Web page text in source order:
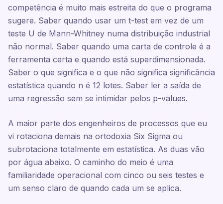
competência é muito mais estreita do que o programa
sugere. Saber quando usar um t-test em vez de um
teste U de Mann-Whitney numa distribuição industrial
não normal. Saber quando uma carta de controle é a
ferramenta certa e quando está superdimensionada.
Saber o que significa e o que não significa significância
estatística quando n é 12 lotes. Saber ler a saída de
uma regressão sem se intimidar pelos p-values.
A maior parte dos engenheiros de processos que eu
vi rotaciona demais na ortodoxia Six Sigma ou
subrotaciona totalmente em estatística. As duas vão
por água abaixo. O caminho do meio é uma
familiaridade operacional com cinco ou seis testes e
um senso claro de quando cada um se aplica.